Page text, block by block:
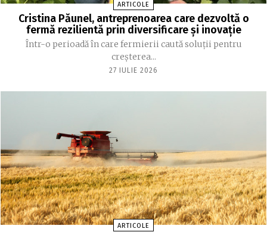
ARTICOLE
Cristina Păunel, antreprenoarea care dezvoltă o
fermă rezilientă prin diversificare și inovație
Într-o perioadă în care fermierii caută soluții pentru
creșterea...
27 IULIE 2026
ARTICOLE